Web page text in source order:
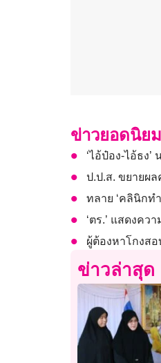
ข่าวยอดนิย
‘ไอ้ป๋อง-ไอ้ธง
ป.ป.ส. ขยายผ
ทลาย ‘คลินิกท
‘ตร.’ แสดงคว
ผู้ต้องหาโกงสอ
ข่าวล่าสุด